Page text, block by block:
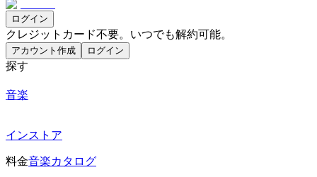
ログイン
クレジットカード不要。いつでも解約可能。
アカウント作成 ログイン
探す
音楽
インストア
料金音楽カタログ